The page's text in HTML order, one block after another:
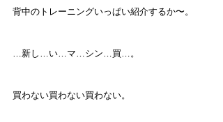
背中のトレーニングいっぱい紹介するか〜。
…新し…い…マ…シン…買…。
買わない買わない買わない。